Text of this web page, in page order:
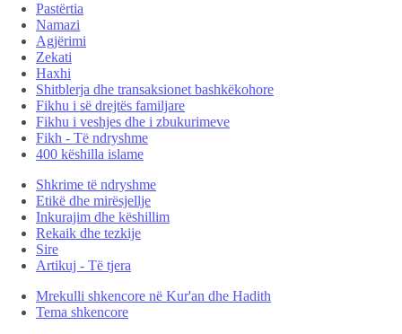
Pastërtia
Namazi
Agjërimi
Zekati
Haxhi
Shitblerja dhe transaksionet bashkëkohore
Fikhu i së drejtës familjare
Fikhu i veshjes dhe i zbukurimeve
Fikh - Të ndryshme
400 këshilla islame
Shkrime të ndryshme
Etikë dhe mirësjellje
Inkurajim dhe këshillim
Rekaik dhe tezkije
Sire
Artikuj - Të tjera
Mrekulli shkencore në Kur'an dhe Hadith
Tema shkencore